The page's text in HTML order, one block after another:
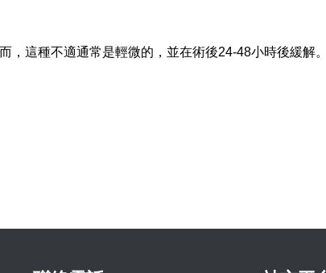
這種不適通常是輕微的，並在術後24-48小時後緩解。